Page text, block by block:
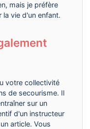
mais je préfère
vie d'un enfant.
votre collectivité
de secourisme. Il
sur un
d'un instructeur
article. Vous